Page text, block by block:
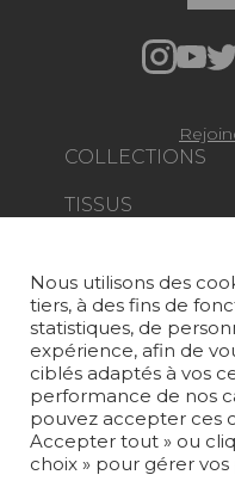
COLLECTIONS
TISSUS
TAPIS ET
MOBILIER
PROJETS
SUR-MESURE
MAGAZINE
Nous utilisons des
tiers, à des fins de
statistiques, de
expérience, afin de
ciblés adaptés à vos
performance de nos
pouvez accepter ces
Accepter tout » ou
choix » pour gérer